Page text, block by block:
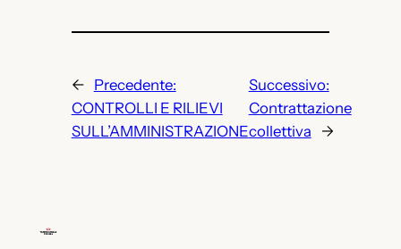
←
Precedente:
CONTROLLI E RILIEVI
SULL’AMMINISTRAZIONE
Successivo:
Contrattazione
collettiva
→